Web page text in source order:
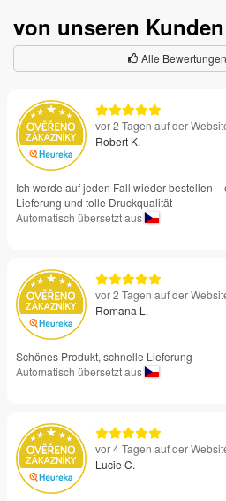
von unseren
Alle
vor 2 Tagen auf der
Robert K.
Ich werde auf jeden Fall wieder bestellen
Lieferung und tolle Druckqualität
Automatisch übersetzt aus
vor 2 Tagen auf der
Romana L.
Schönes Produkt, schnelle Lieferung
Automatisch übersetzt aus
vor 4 Tagen auf der
Lucie C.